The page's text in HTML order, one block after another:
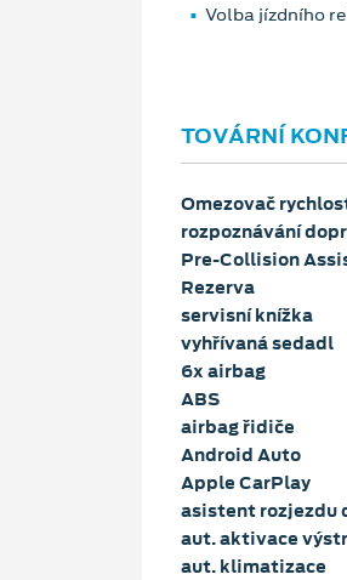
Volba jízdního
TOVÁRNÍ
Omezovač
rozpoznávání
Pre-Collision
Rezerva
servisní knížka
vyhřívaná sedadl
6x airbag
ABS
airbag řidiče
Android Auto
Apple CarPlay
asistent rozjezdu
aut. aktivace
aut. klimatizace